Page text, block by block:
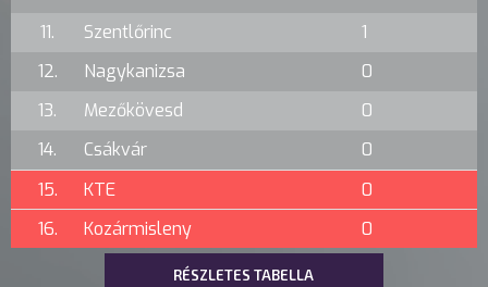
11.
Szentlőrinc
1
12.
Nagykanizsa
0
13.
Mezőkövesd
0
14.
Csákvár
0
15.
KTE
0
16.
Kozármisleny 0
RÉSZLETES TABELLA